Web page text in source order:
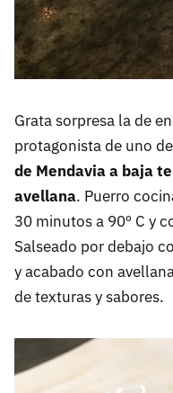
Grata sorpresa la de
protagonista de uno
de Mendavia a baja
avellana. Puerro
30 minutos a 90º C y
Salseado por debajo
y acabado con
de texturas y sabores.